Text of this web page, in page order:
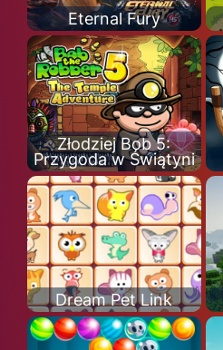
Eternal Fury
Złodziej Bob 5:
Przygoda w Świątyni
Dream Pet Link